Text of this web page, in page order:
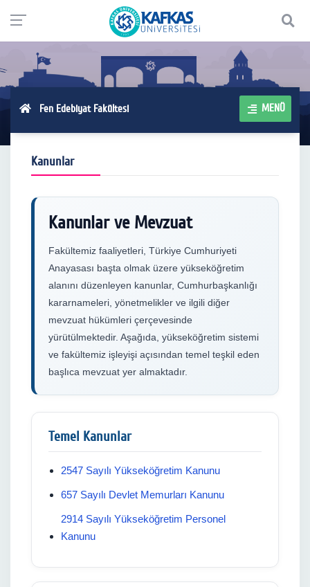
Fen Edebiyat Fakültesi MENÜ
Kanunlar
Kanunlar ve Mevzuat
Fakültemiz faaliyetleri, Türkiye Cumhuriyeti
Anayasası başta olmak üzere yükseköğretim
alanını düzenleyen kanunlar, Cumhurbaşkanlığı
kararnameleri, yönetmelikler ve ilgili diğer
mevzuat hükümleri çerçevesinde
yürütülmektedir. Aşağıda, yükseköğretim sistemi
ve fakültemiz işleyişi açısından temel teşkil eden
başlıca mevzuat yer almaktadır.
Temel Kanunlar
2547 Sayılı Yükseköğretim Kanunu
657 Sayılı Devlet Memurları Kanunu
2914 Sayılı Yükseköğretim Personel
Kanunu